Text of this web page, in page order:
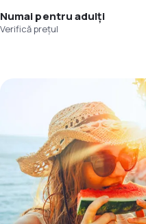
Numai pentru adulți
Verifică prețul